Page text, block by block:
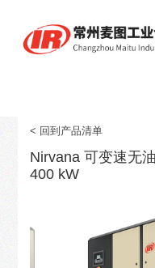
关
于
< 回到产品清单
Nirvana 可变速无
400 kW